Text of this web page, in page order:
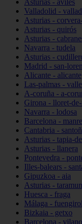
Asturias - avilés
Valladolid -
Asturias -
Asturias - quirós
Asturias -
Navarra - tudela
Asturias -
Madrid - san-
Alicante - alicante
Las-palmas -
A-coruña - a-
Girona - lloret-
Navarra - lodosa
Barcelona -
Cantabria -
Asturias - tapia-
Asturias - llanera
Pontevedra -
Illes-balears -
Gipuzkoa - aia
Asturias -
Huesca - fraga
Málaga -
Bizkaia - getxo
Barcelona -